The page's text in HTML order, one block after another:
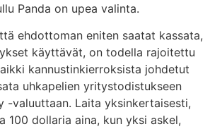
Panda on upea valinta.
ehdottoman eniten saatat kassata,
käyttävät, on todella rajoitettu
kannustinkierroksista johdetut
uhkapelien yritystodistukseen
-valuuttaan. Laita yksinkertaisesti,
100 dollaria aina, kun yksi askel,